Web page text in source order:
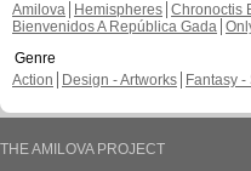
Amilova
Hemispheres Chronoctis
Bienvenidos A República Gada
Genre
Action
Design - Artworks Fantasy -
THE AMILOVA PROJECT